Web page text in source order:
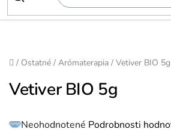
Domov
/ Ostatné / Arómaterapia / Vetiver BIO 5g
Vetiver BIO 5g
Priemerné
hodnotenie
Neohodnotené Podrobnosti